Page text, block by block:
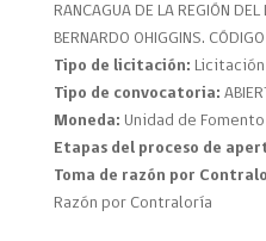
RANCAGUA DE LA REGIÓN DEL
BERNARDO OHIGGINS.
Tipo de licitación:
Tipo de convocatoria:
Moneda: Unidad de Fomento
Etapas del proceso de
Toma de razón por
Razón por Contraloría